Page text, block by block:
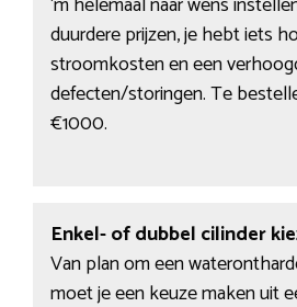
duurdere prijzen, je hebt iets
stroomkosten en een
defecten/storingen. Te
€1000.
Enkel- of dubbel cilinder
Van plan om een
moet je een keuze maken uit